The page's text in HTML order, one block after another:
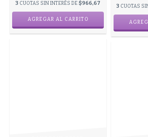
3 CUOTAS SIN INTERÉS DE $966,67 3 CUOTAS